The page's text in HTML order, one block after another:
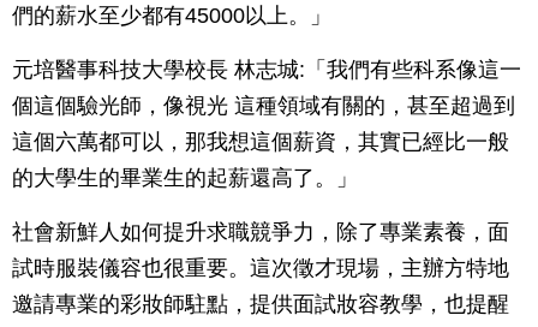
們的薪水至少都有45000以上。」
元培醫事科技大學校長 林志城:「我們有些科系像這一
個這個驗光師，像視光 這種領域有關的，甚至超過到
這個六萬都可以，那我想這個薪資，其實已經比一般
的大學生的畢業生的起薪還高了。」
社會新鮮人如何提升求職競爭力，除了專業素養，面
試時服裝儀容也很重要。這次徵才現場，主辦方特地
邀請專業的彩妝師駐點，提供面試妝容教學，也提醒